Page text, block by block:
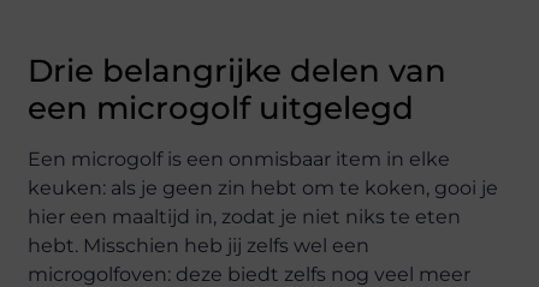
Drie belangrijke delen van
een microgolf uitgelegd
Een microgolf is een onmisbaar item in elke
keuken: als je geen zin hebt om te koken, gooi je
hier een maaltijd in, zodat je niet niks te eten
hebt. Misschien heb jij zelfs wel een
microgolfoven: deze biedt zelfs nog veel meer